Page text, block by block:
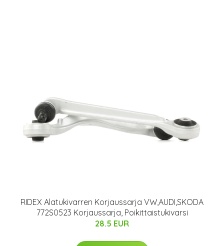
RIDEX Alatukivarren Korjaussarja VW,AUDI,SKODA
772S0523 Korjaussarja, Poikittaistukivarsi
28.5 EUR